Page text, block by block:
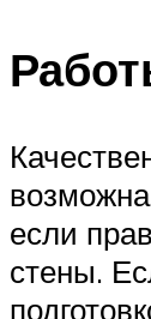
если
стены.